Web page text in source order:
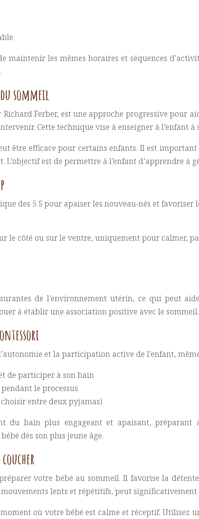
maintenir les mêmes horaires et séquences
sommeil
Ferber, est une approche progressive pour
Cette technique vise à enseigner à l’enfant
être efficace pour certains enfants. Il est
L’objectif est de permettre à l’enfant d’apprendre
des 5 S pour apaiser les nouveau-nés et favoriser
le côté ou sur le ventre, uniquement pour calmer,
de l’environnement utérin, ce qui peut
à établir une association positive avec le sommeil.
et la participation active de l’enfant,
de participer à son bain
le processus
entre deux pyjamas)
du bain plus engageant et apaisant,
dès son plus jeune âge.
votre bébé au sommeil. Il favorise la
lents et répétitifs, peut
où votre bébé est calme et réceptif.